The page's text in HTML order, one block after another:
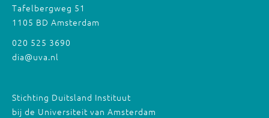
Tafelbergweg 51
1105 BD Amsterdam
020 525 3690
dia@uva.nl
Stichting Duitsland Instituut
bij de Universiteit van Amsterdam